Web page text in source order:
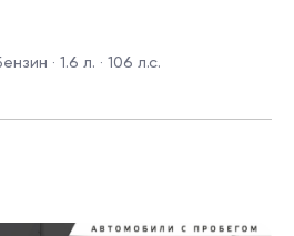
· 1.6 л. · 106 л.с.